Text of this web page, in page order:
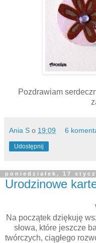
Pozdrawiam
Ania S o 19:09 6
Udostępnij
poniedziałek, 17
Urodzinowe
Na początek dziękuję
słowa, które jeszcze
twórczych, ciągłego